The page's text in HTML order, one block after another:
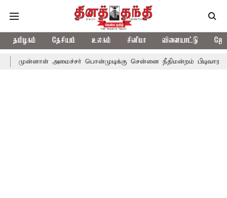
தமிழகம் தேசியம் உலகம் சினிமா விளையாட்டு
அமைச்சர் பொன்முடிக்கு சென்னை நீதிமன்றம் பிடிவாராண்ட்